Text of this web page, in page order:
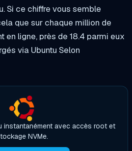
Si ce chiffre vous semble
que sur chaque million de
en ligne, près de 18.4 parmi eux
via Ubuntu Selon
instantanément avec accès root et
NVMe.